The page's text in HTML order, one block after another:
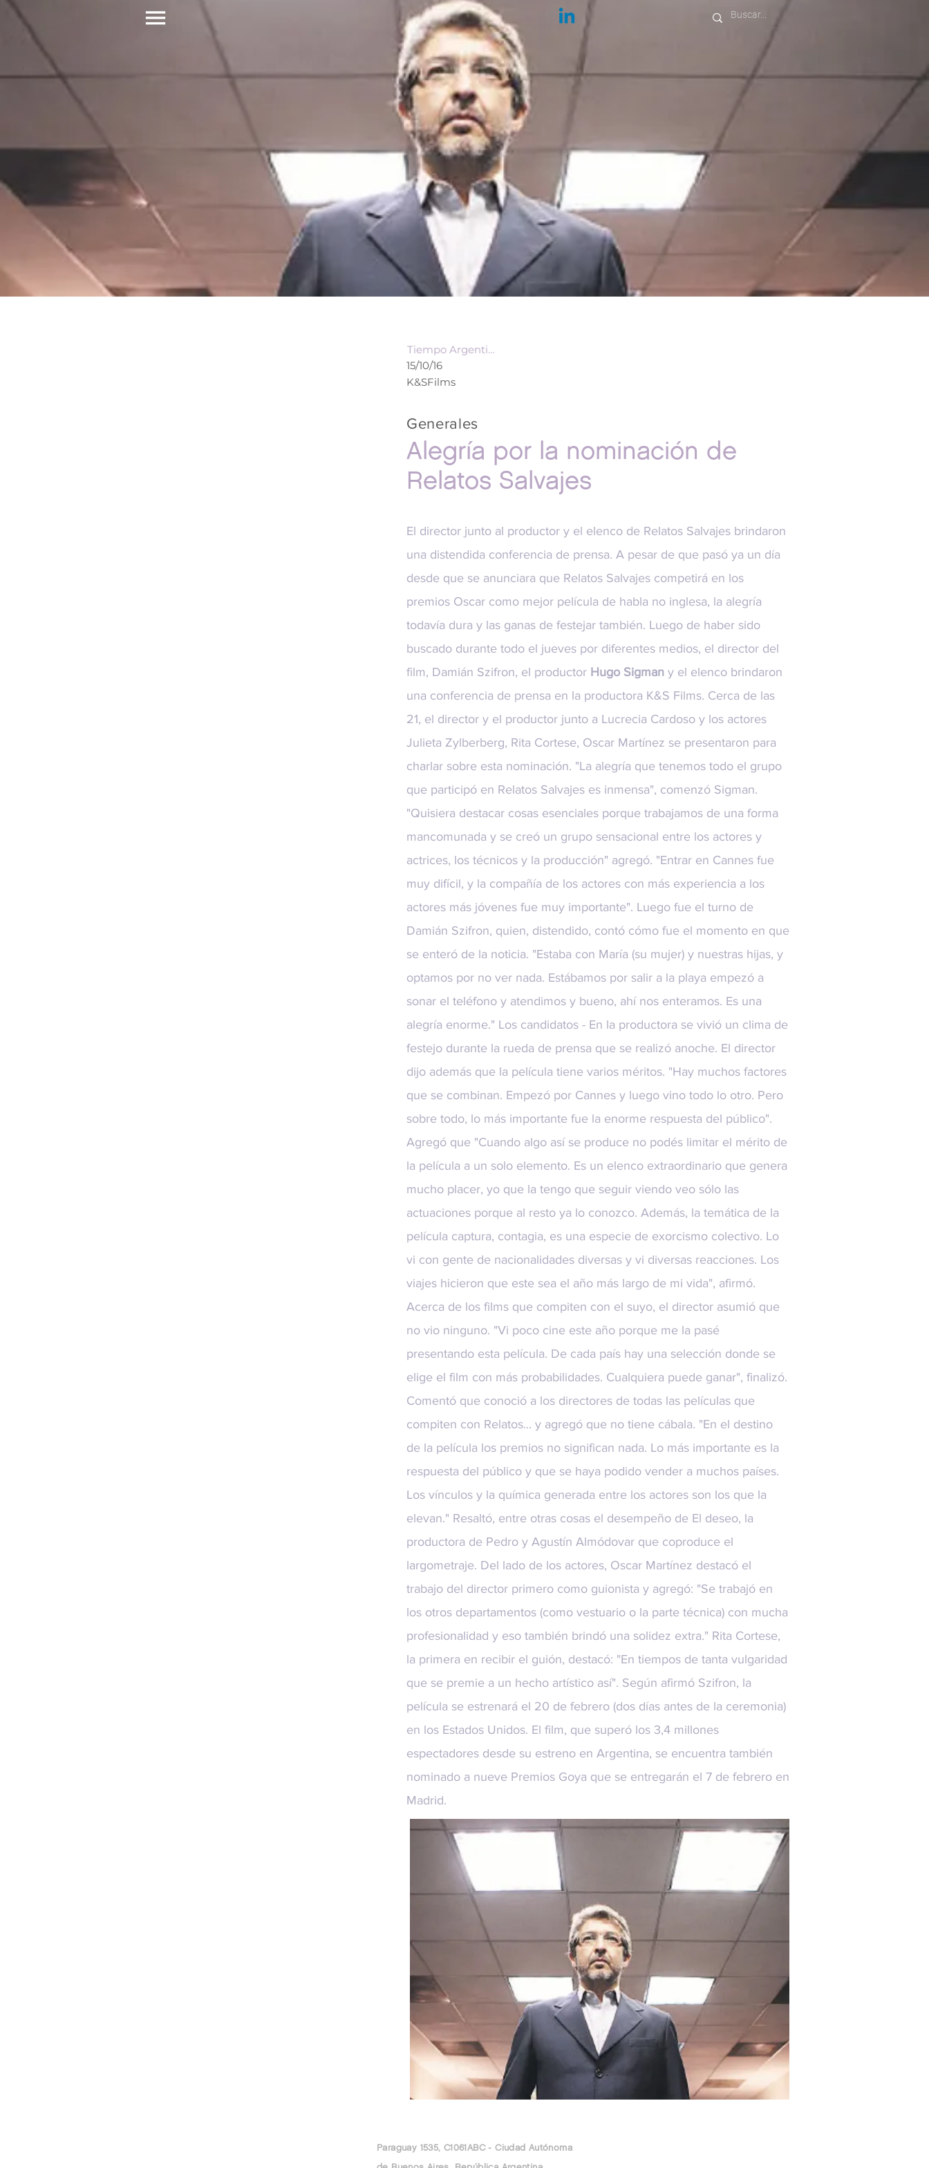
Tiempo Argentino
15/10/16
K&SFilms
Generales
Alegría por la nominación de
Relatos Salvajes
El director junto al productor y el elenco de Relatos Salvajes brindaron
una distendida conferencia de prensa. A pesar de que pasó ya un día
desde que se anunciara que Relatos Salvajes competirá en los
premios Oscar como mejor película de habla no inglesa, la alegría
todavía dura y las ganas de festejar también. Luego de haber sido
buscado durante todo el jueves por diferentes medios, el director del
film, Damián Szifron, el productor Hugo Sigman y el elenco brindaron
una conferencia de prensa en la productora K&S Films. Cerca de las
21, el director y el productor junto a Lucrecia Cardoso y los actores
Julieta Zylberberg, Rita Cortese, Oscar Martínez se presentaron para
charlar sobre esta nominación. "La alegría que tenemos todo el grupo
que participó en Relatos Salvajes es inmensa", comenzó Sigman.
"Quisiera destacar cosas esenciales porque trabajamos de una forma
mancomunada y se creó un grupo sensacional entre los actores y
actrices, los técnicos y la producción" agregó. "Entrar en Cannes fue
muy difícil, y la compañía de los actores con más experiencia a los
actores más jóvenes fue muy importante". Luego fue el turno de
Damián Szifron, quien, distendido, contó cómo fue el momento en que
se enteró de la noticia. "Estaba con María (su mujer) y nuestras hijas, y
optamos por no ver nada. Estábamos por salir a la playa empezó a
sonar el teléfono y atendimos y bueno, ahí nos enteramos. Es una
alegría enorme." Los candidatos - En la productora se vivió un clima de
festejo durante la rueda de prensa que se realizó anoche. El director
dijo además que la película tiene varios méritos. "Hay muchos factores
que se combinan. Empezó por Cannes y luego vino todo lo otro. Pero
sobre todo, lo más importante fue la enorme respuesta del público".
Agregó que "Cuando algo así se produce no podés limitar el mérito de
la película a un solo elemento. Es un elenco extraordinario que genera
mucho placer, yo que la tengo que seguir viendo veo sólo las
actuaciones porque al resto ya lo conozco. Además, la temática de la
película captura, contagia, es una especie de exorcismo colectivo. Lo
vi con gente de nacionalidades diversas y vi diversas reacciones. Los
viajes hicieron que este sea el año más largo de mi vida", afirmó.
Acerca de los films que compiten con el suyo, el director asumió que
no vio ninguno. "Vi poco cine este año porque me la pasé
presentando esta película. De cada país hay una selección donde se
elige el film con más probabilidades. Cualquiera puede ganar", finalizó.
Comentó que conoció a los directores de todas las películas que
compiten con Relatos... y agregó que no tiene cábala. "En el destino
de la película los premios no significan nada. Lo más importante es la
respuesta del público y que se haya podido vender a muchos países.
Los vínculos y la química generada entre los actores son los que la
elevan." Resaltó, entre otras cosas el desempeño de El deseo, la
productora de Pedro y Agustín Almódovar que coproduce el
largometraje. Del lado de los actores, Oscar Martínez destacó el
trabajo del director primero como guionista y agregó: "Se trabajó en
los otros departamentos (como vestuario o la parte técnica) con mucha
profesionalidad y eso también brindó una solidez extra." Rita Cortese,
la primera en recibir el guión, destacó: "En tiempos de tanta vulgaridad
que se premie a un hecho artístico así". Según afirmó Szifron, la
película se estrenará el 20 de febrero (dos días antes de la ceremonia)
en los Estados Unidos. El film, que superó los 3,4 millones
espectadores desde su estreno en Argentina, se encuentra también
nominado a nueve Premios Goya que se entregarán el 7 de febrero en
Madrid.
Paraguay 1535, C1061ABC - Ciudad Autónoma